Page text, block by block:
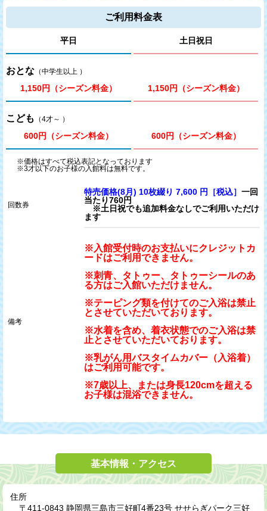
2026/02/13(金)
炭酸風呂 復旧のお知らせ
2026/02/12(木)
炭酸風呂の内容変更について
2026/02/05(木) ～ 2026/02/05(木)
2025/12/14(日) ～ 2026/01/05(月)
2025/08/09(土)
無料送迎バス運行再開に関して
喜多方ラーメン坂内 × 極楽湯コラボ開催のお知らせ
当社は一般社団法人日本プロサッカー選手会と「ＪＰＦＡア
2023/08/01(火) ～ 2023/09/30(土)
≪期間限定特別クーポン≫
ご利用料金表
平日 土日祝日
おとな （中学生以上 ）
1,150円（シーズン料金） 1,150円（シーズン料金）
こども （4才～ ）
600円（シーズン料金） 600円（シーズン料金）
※価格はすべて税込表記となっております
※3才以下のお子様の入館料は無料です。
回数券
特売価格(8月) 10枚綴り 7,600 円［税込］ 一回
当たり760円
※土日祝でも追加料金なしでご利用いただけ
ます
備考
※入館受付時のお支払いにクレジットカ
ードはご利用できません。
※刺青、タトゥー、タトゥーシールのあ
る方はご入館いただけません。
※テーピング類を付けてのご入浴は禁止
とさせていただいております。
※水着を含め、着衣状態でのご入浴は禁
止とさせていただいております。
※乳がん用バスタイムカバー（入浴着）
はご利用可能です。
※7歳以上、または身長120cmを超える
お子様は混浴できません。
基本情報・アクセス
住所
〒411-0843 静岡県三島市三好町4番23号 せせらぎパーク三好